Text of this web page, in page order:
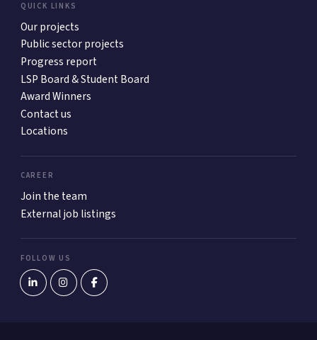
QUICK LINKS
Our projects
Public sector projects
Progress report
LSP Board & Student Board
Award Winners
Contact us
Locations
CAREER
Join the team
External job listings
FOLLOW US